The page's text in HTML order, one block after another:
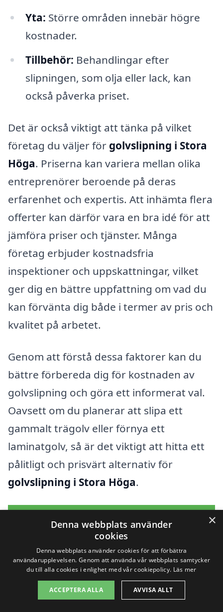
Yta: Större områden innebär högre
kostnader.
Tillbehör: Behandlingar efter
slipningen, som olja eller lack, kan
också påverka priset.
Det är också viktigt att tänka på vilket
företag du väljer för golvslipning i Stora
Höga. Priserna kan variera mellan olika
entreprenörer beroende på deras
erfarenhet och expertis. Att inhämta flera
offerter kan därför vara en bra idé för att
jämföra priser och tjänster. Många
företag erbjuder kostnadsfria
inspektioner och uppskattningar, vilket
ger dig en bättre uppfattning om vad du
kan förvänta dig både i termer av pris och
kvalitet på arbetet.
Genom att förstå dessa faktorer kan du
bättre förbereda dig för kostnaden av
golvslipning och göra ett informerat val.
Oavsett om du planerar att slipa ett
gammalt trägolv eller förnya ett
laminatgolv, så är det viktigt att hitta ett
pålitligt och prisvärt alternativ för
golvslipning i Stora Höga.
Få 3 erbjudanden, gratis och utan
Sök efter en
×
Denna webbplats använder
cookies
Denna webbplats använder cookies för att förbättra
användarupplevelsen. Genom att använda vår webbplats samtycker
du till alla cookies i enlighet med vår cookiepolicy. Läs mer
ACCEPTERA ALLA AVVISA ALLT